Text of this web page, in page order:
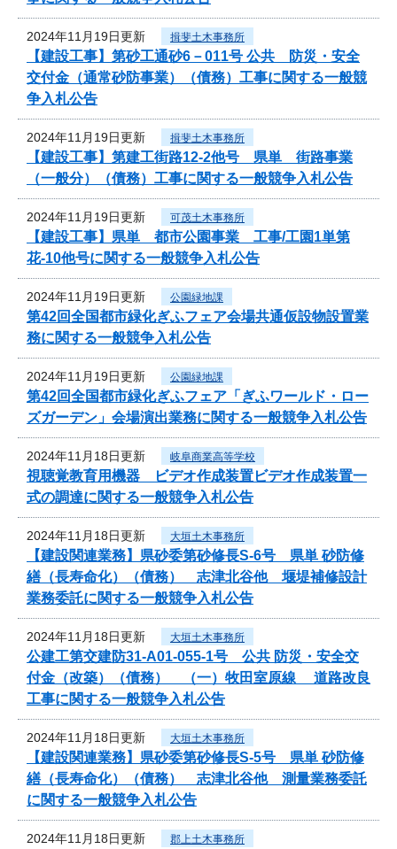
2024年11月19日更新 揖斐土木事務所
【建設工事】第砂工通砂6－011号 公共 防災・安全
交付金（通常砂防事業）（債務）工事に関する一般競
争入札公告
2024年11月19日更新 揖斐土木事務所
【建設工事】第建工街路12-2他号 県単 街路事業
（一般分）（債務）工事に関する一般競争入札公告
2024年11月19日更新 可茂土木事務所
【建設工事】県単 都市公園事業 工事/工園1単第
花-10他号に関する一般競争入札公告
2024年11月19日更新 公園緑地課
第42回全国都市緑化ぎふフェア会場共通仮設物設置業
務に関する一般競争入札公告
2024年11月19日更新 公園緑地課
第42回全国都市緑化ぎふフェア「ぎふワールド・ロー
ズガーデン」会場演出業務に関する一般競争入札公告
2024年11月18日更新 岐阜商業高等学校
視聴覚教育用機器 ビデオ作成装置ビデオ作成装置一
式の調達に関する一般競争入札公告
2024年11月18日更新 大垣土木事務所
【建設関連業務】県砂委第砂修長S-6号 県単 砂防修
繕（長寿命化）（債務） 志津北谷他 堰堤補修設計
業務委託に関する一般競争入札公告
2024年11月18日更新 大垣土木事務所
公建工第交建防31-A01-055-1号 公共 防災・安全交
付金（改築）（債務） （一）牧田室原線 道路改良
工事に関する一般競争入札公告
2024年11月18日更新 大垣土木事務所
【建設関連業務】県砂委第砂修長S-5号 県単 砂防修
繕（長寿命化）（債務） 志津北谷他 測量業務委託
に関する一般競争入札公告
2024年11月18日更新 郡上土木事務所